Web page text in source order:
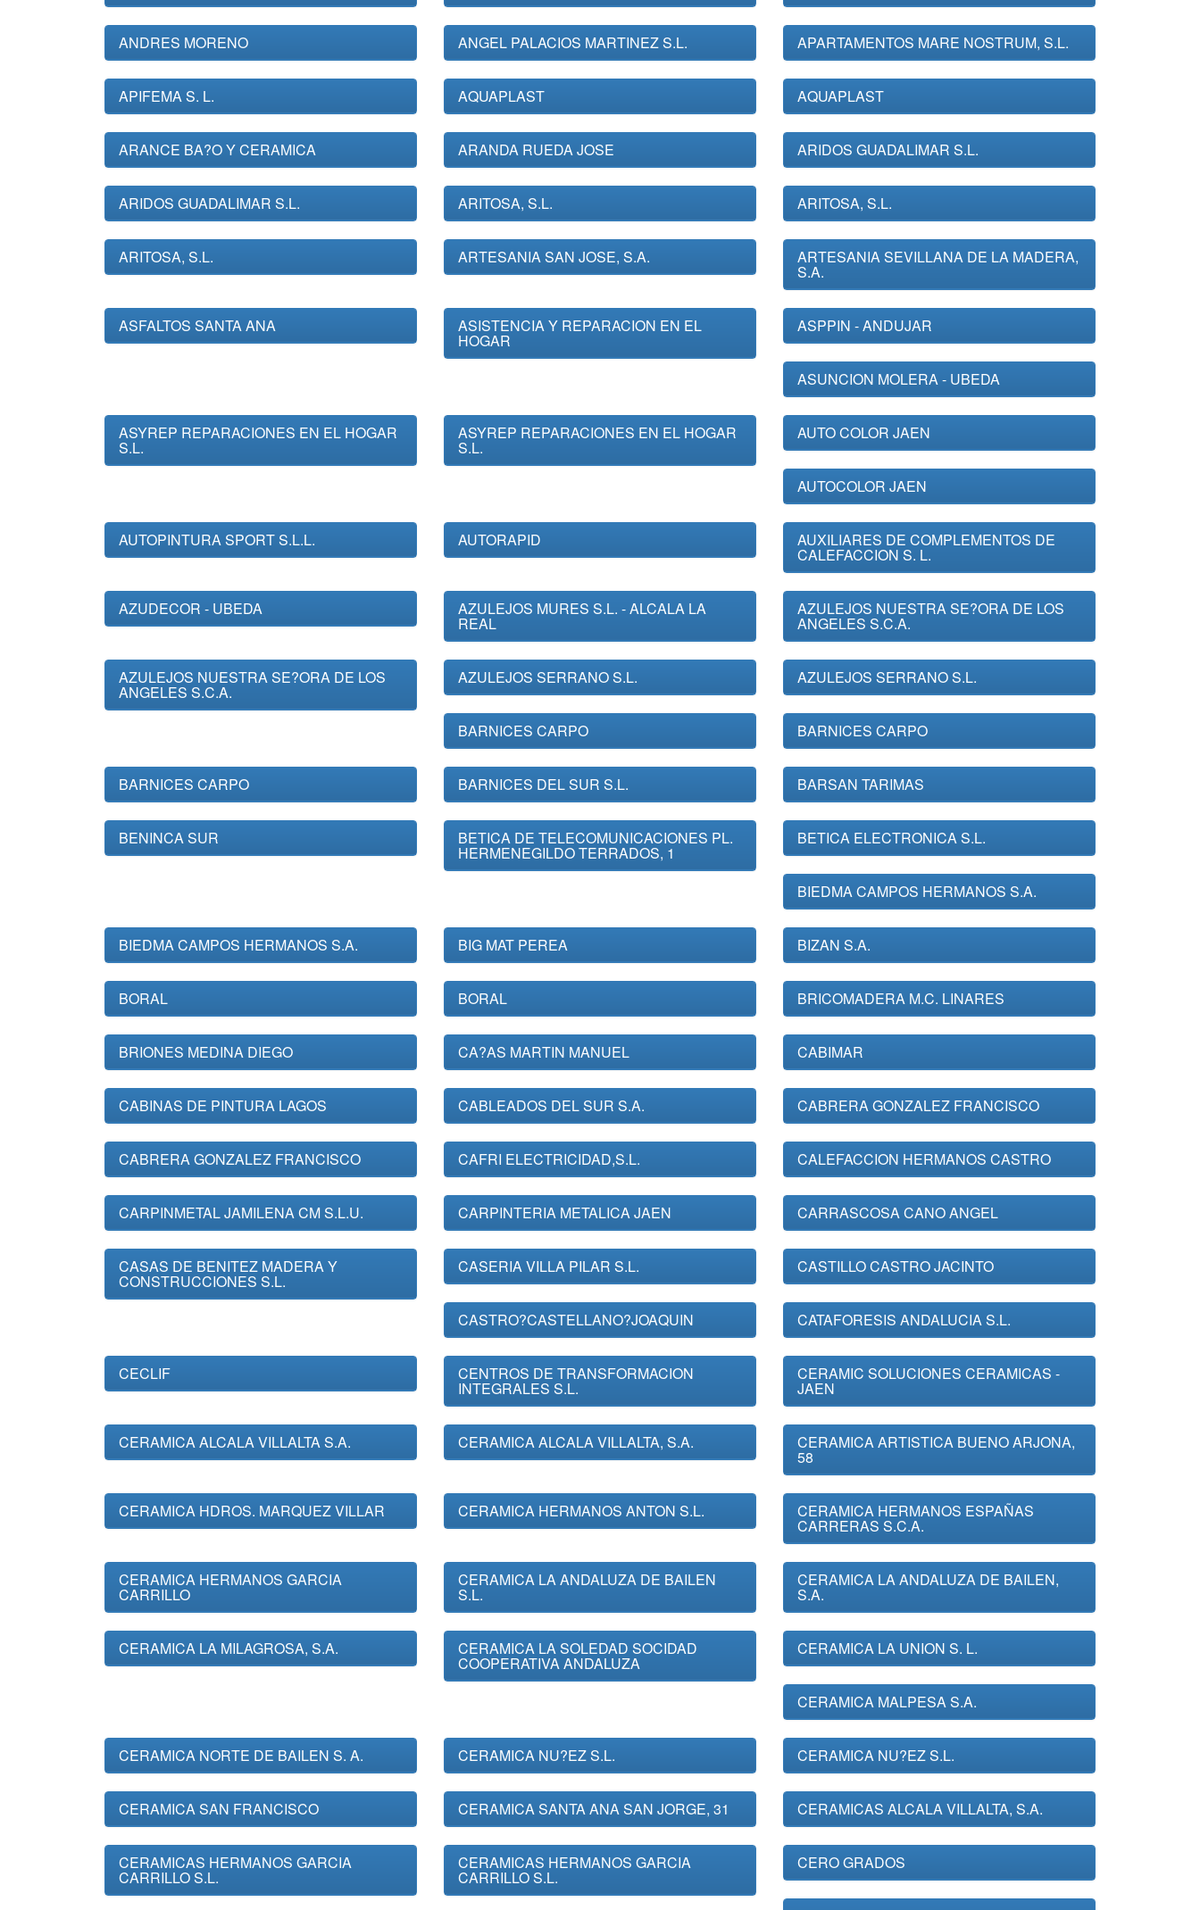
ANDRES MORENO ANGEL PALACIOS MARTINEZ S.L. APARTAMENTOS MARE NOSTRUM, S.L.
APIFEMA S. L. AQUAPLAST AQUAPLAST
ARANCE BA?O Y CERAMICA ARANDA RUEDA JOSE ARIDOS GUADALIMAR S.L.
ARIDOS GUADALIMAR S.L. ARITOSA, S.L. ARITOSA, S.L.
ARITOSA, S.L. ARTESANIA SAN JOSE, S.A. ARTESANIA SEVILLANA DE LA MADERA,
S.A.
ASFALTOS SANTA ANA ASISTENCIA Y REPARACION EN EL
HOGAR
ASPPIN - ANDUJAR
ASUNCION MOLERA - UBEDA
ASYREP REPARACIONES EN EL HOGAR
S.L.
ASYREP REPARACIONES EN EL HOGAR
S.L.
AUTO COLOR JAEN
AUTOCOLOR JAEN
AUTOPINTURA SPORT S.L.L. AUTORAPID AUXILIARES DE COMPLEMENTOS DE
CALEFACCION S. L.
AZUDECOR - UBEDA AZULEJOS MURES S.L. - ALCALA LA
REAL
AZULEJOS NUESTRA SE?ORA DE LOS
ANGELES S.C.A.
AZULEJOS NUESTRA SE?ORA DE LOS
ANGELES S.C.A.
AZULEJOS SERRANO S.L. AZULEJOS SERRANO S.L.
BARNICES CARPO BARNICES CARPO
BARNICES CARPO BARNICES DEL SUR S.L. BARSAN TARIMAS
BENINCA SUR BETICA DE TELECOMUNICACIONES PL.
HERMENEGILDO TERRADOS, 1
BETICA ELECTRONICA S.L.
BIEDMA CAMPOS HERMANOS S.A.
BIEDMA CAMPOS HERMANOS S.A. BIG MAT PEREA BIZAN S.A.
BORAL BORAL BRICOMADERA M.C. LINARES
BRIONES MEDINA DIEGO CA?AS MARTIN MANUEL CABIMAR
CABINAS DE PINTURA LAGOS CABLEADOS DEL SUR S.A. CABRERA GONZALEZ FRANCISCO
CABRERA GONZALEZ FRANCISCO CAFRI ELECTRICIDAD,S.L. CALEFACCION HERMANOS CASTRO
CARPINMETAL JAMILENA CM S.L.U. CARPINTERIA METALICA JAEN CARRASCOSA CANO ANGEL
CASAS DE BENITEZ MADERA Y
CONSTRUCCIONES S.L.
CASERIA VILLA PILAR S.L. CASTILLO CASTRO JACINTO
CASTRO?CASTELLANO?JOAQUIN CATAFORESIS ANDALUCIA S.L.
CECLIF CENTROS DE TRANSFORMACION
INTEGRALES S.L.
CERAMIC SOLUCIONES CERAMICAS -
JAEN
CERAMICA ALCALA VILLALTA S.A. CERAMICA ALCALA VILLALTA, S.A. CERAMICA ARTISTICA BUENO ARJONA,
58
CERAMICA HDROS. MARQUEZ VILLAR CERAMICA HERMANOS ANTON S.L. CERAMICA HERMANOS ESPAÑAS
CARRERAS S.C.A.
CERAMICA HERMANOS GARCIA
CARRILLO
CERAMICA LA ANDALUZA DE BAILEN
S.L.
CERAMICA LA ANDALUZA DE BAILEN,
S.A.
CERAMICA LA MILAGROSA, S.A. CERAMICA LA SOLEDAD SOCIDAD
COOPERATIVA ANDALUZA
CERAMICA LA UNION S. L.
CERAMICA MALPESA S.A.
CERAMICA NORTE DE BAILEN S. A. CERAMICA NU?EZ S.L. CERAMICA NU?EZ S.L.
CERAMICA SAN FRANCISCO CERAMICA SANTA ANA SAN JORGE, 31 CERAMICAS ALCALA VILLALTA, S.A.
CERAMICAS HERMANOS GARCIA
CARRILLO S.L.
CERAMICAS HERMANOS GARCIA
CARRILLO S.L.
CERO GRADOS